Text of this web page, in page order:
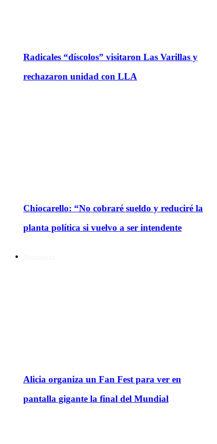
Radicales “díscolos” visitaron Las Varillas y
rechazaron unidad con LLA
Chiocarello: “No cobraré sueldo y reduciré la
planta política si vuelvo a ser intendente
Alicia organiza un Fan Fest para ver en
pantalla gigante la final del Mundial